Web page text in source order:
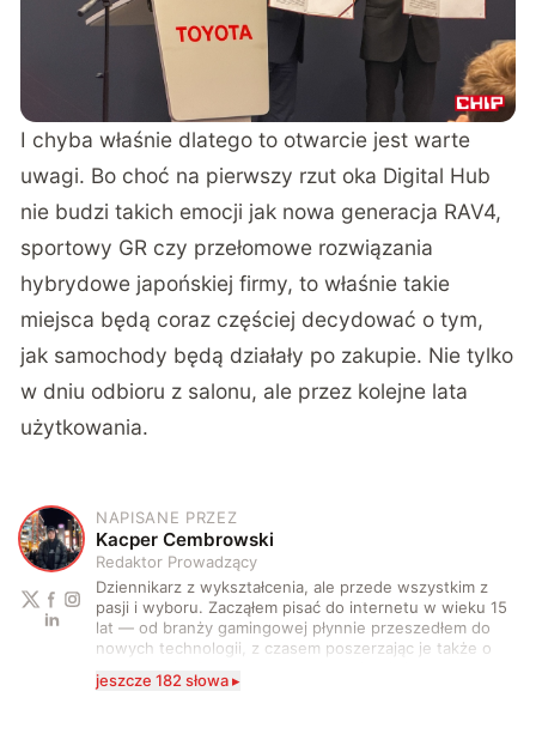
I chyba właśnie dlatego to otwarcie jest warte
uwagi. Bo choć na pierwszy rzut oka Digital Hub
nie budzi takich emocji jak nowa generacja RAV4,
sportowy GR czy przełomowe rozwiązania
hybrydowe japońskiej firmy, to właśnie takie
miejsca będą coraz częściej decydować o tym,
jak samochody będą działały po zakupie. Nie tylko
w dniu odbioru z salonu, ale przez kolejne lata
użytkowania.
K
NAPISANE PRZEZ
Kacper Cembrowski
Redaktor Prowadzący
Dziennikarz z wykształcenia, ale przede wszystkim z
pasji i wyboru. Zacząłem pisać do internetu w wieku 15
lat — od branży gamingowej płynnie przeszedłem do
nowych technologii, z czasem poszerzając je także o
częściej stawać przed kamerą i za nią. Na co dzień
jeszcze 182 słowa ▸